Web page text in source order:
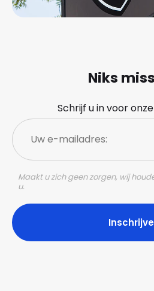
Niks
Schrijf u in voor
Uw
e-
mailadres:
Maakt u zich geen zorgen, wij
u.